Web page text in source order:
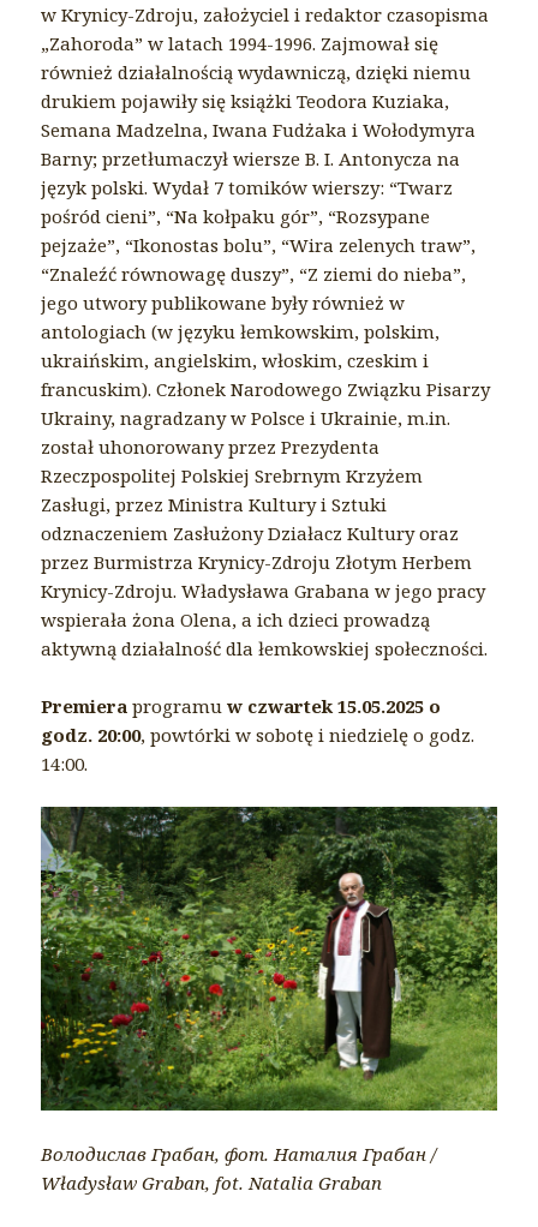
w Krynicy-Zdroju, założyciel i redaktor czasopisma
„Zahoroda” w latach 1994-1996. Zajmował się
również działalnością wydawniczą, dzięki niemu
drukiem pojawiły się książki Teodora Kuziaka,
Semana Madzelna, Iwana Fudżaka i Wołodymyra
Barny; przetłumaczył wiersze B. I. Antonycza na
język polski. Wydał 7 tomików wierszy: “Twarz
pośród cieni”, “Na kołpaku gór”, “Rozsypane
pejzaże”, “Ikonostas bolu”, “Wira zelenych traw”,
“Znaleźć równowagę duszy”, “Z ziemi do nieba”,
jego utwory publikowane były również w
antologiach (w języku łemkowskim, polskim,
ukraińskim, angielskim, włoskim, czeskim i
francuskim). Członek Narodowego Związku Pisarzy
Ukrainy, nagradzany w Polsce i Ukrainie, m.in.
został uhonorowany przez Prezydenta
Rzeczpospolitej Polskiej Srebrnym Krzyżem
Zasługi, przez Ministra Kultury i Sztuki
odznaczeniem Zasłużony Działacz Kultury oraz
przez Burmistrza Krynicy-Zdroju Złotym Herbem
Krynicy-Zdroju. Władysława Grabana w jego pracy
wspierała żona Olena, a ich dzieci prowadzą
aktywną działalność dla łemkowskiej społeczności.
Premiera programuw czwartek 15.05.2025 o
godz. 20:00, powtórki w sobotę i niedzielę o godz.
14:00.
Володислав Грабан, фот. Наталия Грабан /
Władysław Graban, fot. Natalia Graban